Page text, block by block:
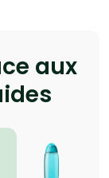
aux